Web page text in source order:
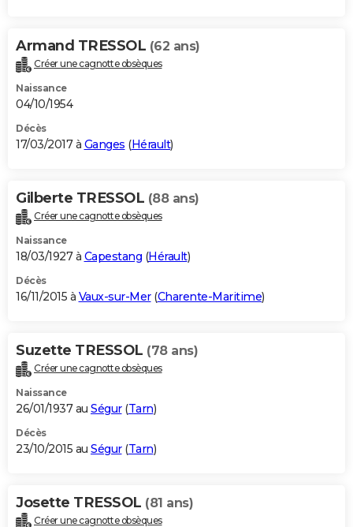
Armand TRESSOL (62 ans)
Créer une cagnotte obsèques
Naissance
04/10/1954
Décès
17/03/2017 à Ganges (Hérault)
Gilberte TRESSOL (88 ans)
Créer une cagnotte obsèques
Naissance
18/03/1927 à Capestang (Hérault)
Décès
16/11/2015 à Vaux-sur-Mer(Charente-Maritime)
Suzette TRESSOL (78 ans)
Créer une cagnotte obsèques
Naissance
26/01/1937 au Ségur(Tarn)
Décès
23/10/2015 au Ségur(Tarn)
Josette TRESSOL (81 ans)
Créer une cagnotte obsèques